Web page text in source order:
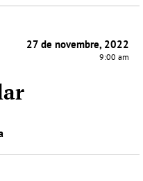
27 de novembre, 2022
9:00 am